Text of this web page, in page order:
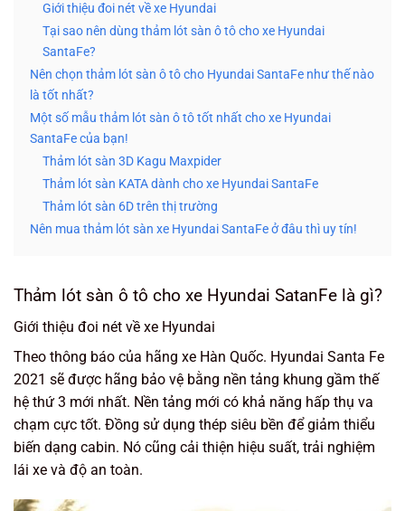
Giới thiệu đoi nét về xe Hyundai
Tại sao nên dùng thảm lót sàn ô tô cho xe Hyundai
SantaFe?
Nên chọn thảm lót sàn ô tô cho Hyundai SantaFe như thế nào
là tốt nhất?
Một số mẫu thảm lót sàn ô tô tốt nhất cho xe Hyundai
SantaFe của bạn!
Thảm lót sàn 3D Kagu Maxpider
Thảm lót sàn KATA dành cho xe Hyundai SantaFe
Thảm lót sàn 6D trên thị trường
Nên mua thảm lót sàn xe Hyundai SantaFe ở đâu thì uy tín!
Thảm lót sàn ô tô cho xe Hyundai SatanFe là gì?
Giới thiệu đoi nét về xe Hyundai
Theo thông báo của hãng xe Hàn Quốc. Hyundai Santa Fe
2021 sẽ được hãng bảo vệ bằng nền tảng khung gầm thế
hệ thứ 3 mới nhất. Nền tảng mới có khả năng hấp thụ va
chạm cực tốt. Đồng sử dụng thép siêu bền để giảm thiểu
biến dạng cabin. Nó cũng cải thiện hiệu suất, trải nghiệm
lái xe và độ an toàn.